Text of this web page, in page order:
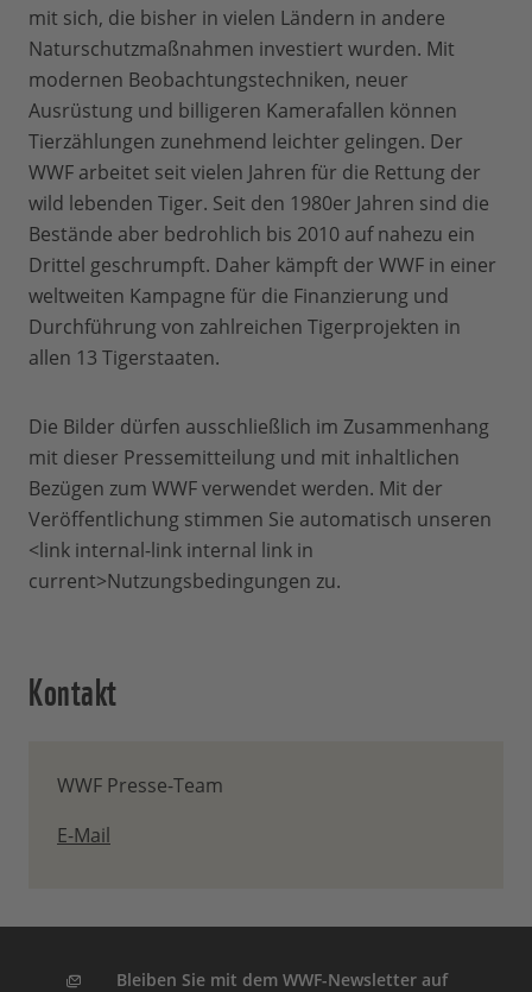
mit sich, die bisher in vielen Ländern in andere
Naturschutzmaßnahmen investiert wurden. Mit
modernen Beobachtungstechniken, neuer
Ausrüstung und billigeren Kamerafallen können
Tierzählungen zunehmend leichter gelingen. Der
WWF arbeitet seit vielen Jahren für die Rettung der
wild lebenden Tiger. Seit den 1980er Jahren sind die
Bestände aber bedrohlich bis 2010 auf nahezu ein
Drittel geschrumpft. Daher kämpft der WWF in einer
weltweiten Kampagne für die Finanzierung und
Durchführung von zahlreichen Tigerprojekten in
allen 13 Tigerstaaten.
Die Bilder dürfen ausschließlich im Zusammenhang
mit dieser Pressemitteilung und mit inhaltlichen
Bezügen zum WWF verwendet werden. Mit der
Veröffentlichung stimmen Sie automatisch unseren
<link internal-link internal link in
current>Nutzungsbedingungen zu.
Kontakt
WWF Presse-Team
E-Mail
Bleiben Sie mit dem WWF-Newsletter auf